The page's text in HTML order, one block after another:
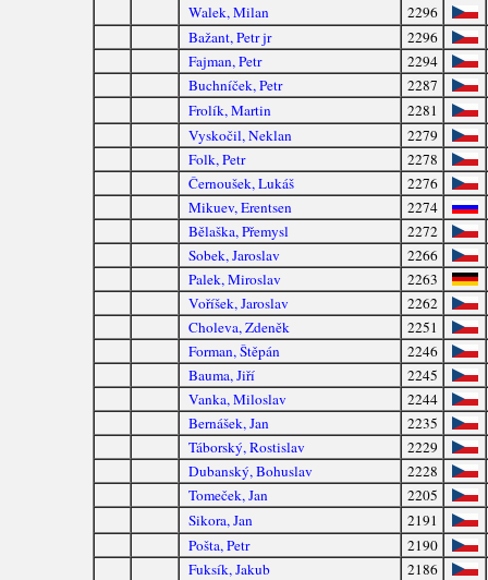
Walek, Milan
2296
Bažant, Petr jr
2296
Fajman, Petr
2294
Buchníček, Petr
2287
Frolík, Martin
2281
Vyskočil, Neklan
2279
Folk, Petr
2278
Černoušek, Lukáš
2276
Mikuev, Erentsen
2274
Bělaška, Přemysl
2272
Sobek, Jaroslav
2266
Palek, Miroslav
2263
Voříšek, Jaroslav
2262
Choleva, Zdeněk
2251
Forman, Štěpán
2246
Bauma, Jiří
2245
Vanka, Miloslav
2244
Bernášek, Jan
2235
Táborský, Rostislav
2229
Dubanský, Bohuslav
2228
Tomeček, Jan
2205
Sikora, Jan
2191
Pošta, Petr
2190
Fuksík, Jakub
2186